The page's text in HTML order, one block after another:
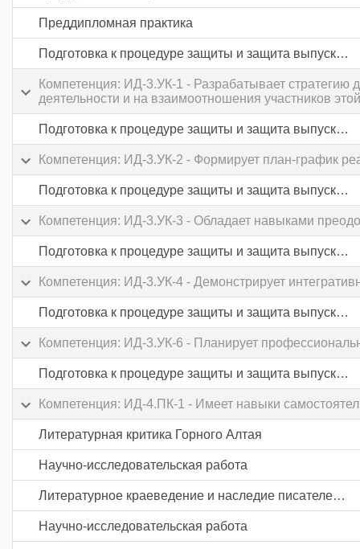
Преддипломная практика
Подготовка к процедуре защиты и защита выпускной квалификационной работы
Компетенция: ИД-3.УК-1 - Разрабатывает стратегию
деятельности и на взаимоотношения участников
Подготовка к процедуре защиты и защита выпускной квалификационной работы
Компетенция: ИД-3.УК-2 - Формирует план-график
Подготовка к процедуре защиты и защита выпускной квалификационной работы
Компетенция: ИД-3.УК-3 - Обладает навыками
Подготовка к процедуре защиты и защита выпускной квалификационной работы
Компетенция: ИД-3.УК-4 - Демонстрирует
Подготовка к процедуре защиты и защита выпускной квалификационной работы
Компетенция: ИД-3.УК-6 - Планирует
Подготовка к процедуре защиты и защита выпускной квалификационной работы
Компетенция: ИД-4.ПК-1 - Имеет навыки
Литературная критика Горного Алтая
Научно-исследовательская работа
Литературное краеведение и наследие писателей РА
Научно-исследовательская работа